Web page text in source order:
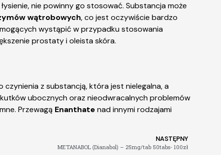
nie powinny go stosować. Substancja może
wątrobowych, co jest oczywiście bardzo
wystąpić w przypadku stosowania
prostaty i oleista skóra.
z substancją, która jest nielegalna, a
ubocznych oraz nieodwracalnych problemów
Przewagą Enanthate nad innymi rodzajami
NASTĘPNY
METANABOL (Dianabol) – 25mg/tab 50tabs- 100zł